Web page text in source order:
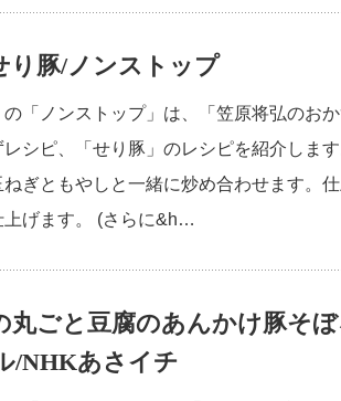
り豚/ノンストップ
の「ノンストップ」は、「笠原将弘のお
シピ、「せり豚」のレシピを紹介しま
ぎともやしと一緒に炒め合わせます。
上げます。 (さらに&h…
丸ごと豆腐のあんかけ豚そ
/NHKあさイチ